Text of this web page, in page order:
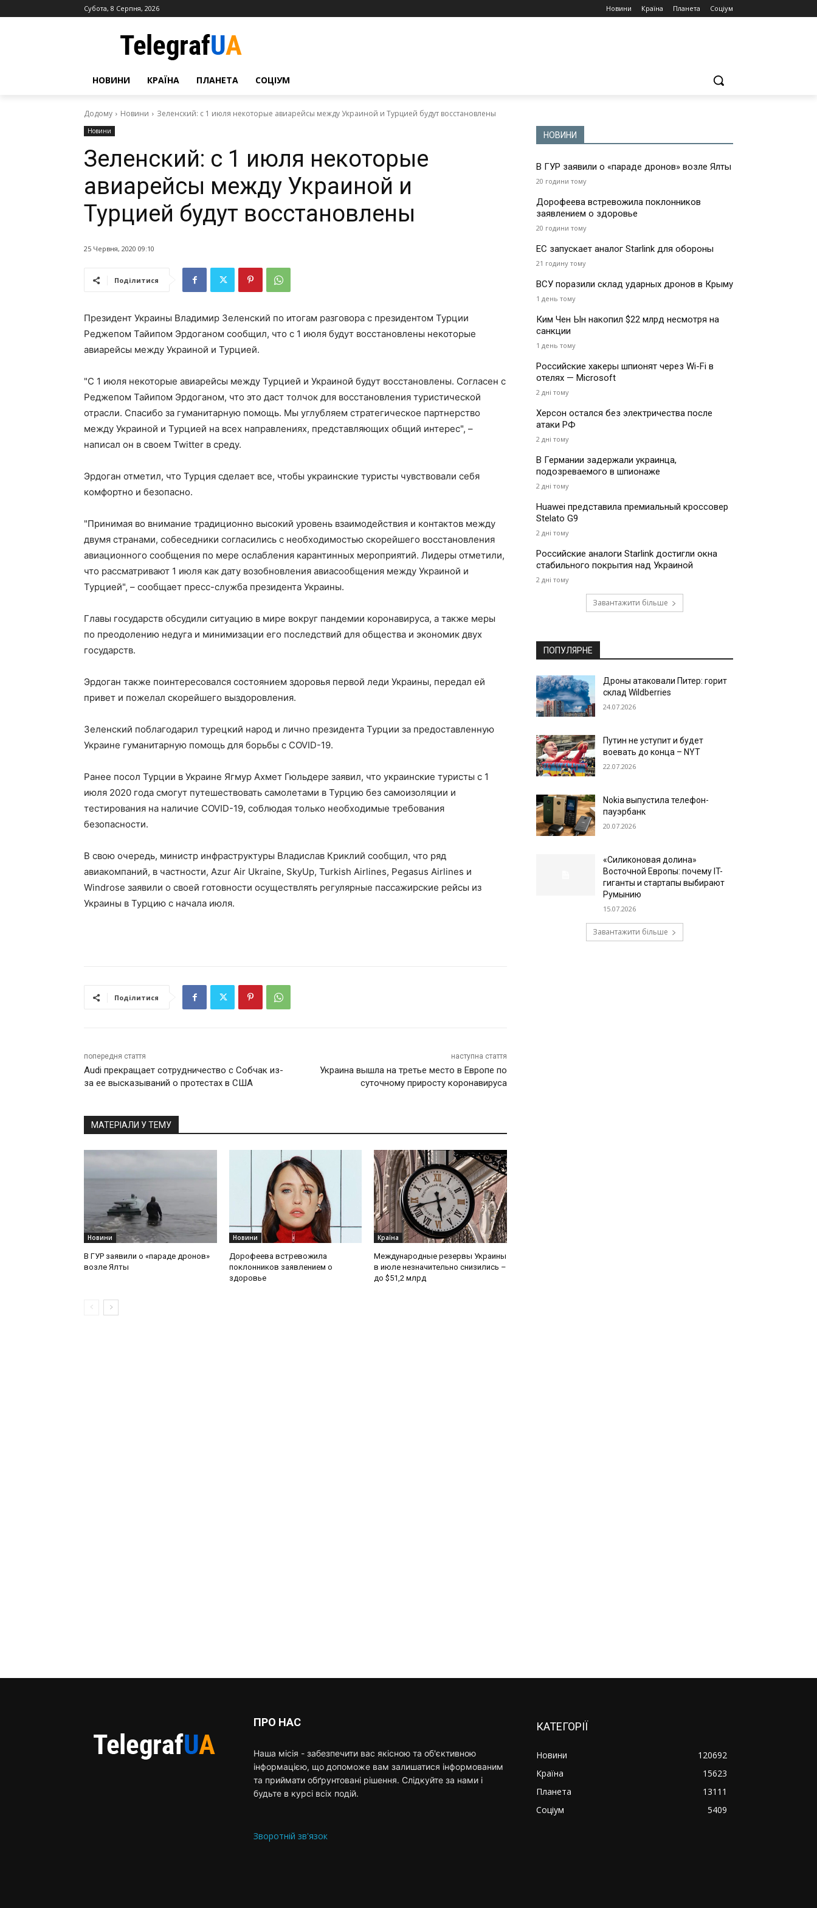
Субота, 8 Серпня, 2026 Новини Країна Планета Соціум
НОВИНИ КРАЇНА ПЛАНЕТА СОЦІУМ
Додому Новини Зеленский: с 1 июля некоторые авиарейсы между Украиной и Турцией будут восстановлены
Новини
Зеленский: с 1 июля некоторые
авиарейсы между Украиной и
Турцией будут восстановлены
25 Червня, 2020 09:10
Поділитися
Президент Украины Владимир Зеленский по итогам разговора с президентом Турции
Реджепом Тайипом Эрдоганом сообщил, что с 1 июля будут восстановлены некоторые
авиарейсы между Украиной и Турцией.
"С 1 июля некоторые авиарейсы между Турцией и Украиной будут восстановлены. Согласен с
Реджепом Тайипом Эрдоганом, что это даст толчок для восстановления туристической
отрасли. Спасибо за гуманитарную помощь. Мы углубляем стратегическое партнерство
между Украиной и Турцией на всех направлениях, представляющих общий интерес", –
написал он в своем Twitter в среду.
Эрдоган отметил, что Турция сделает все, чтобы украинские туристы чувствовали себя
комфортно и безопасно.
"Принимая во внимание традиционно высокий уровень взаимодействия и контактов между
двумя странами, собеседники согласились с необходимостью скорейшего восстановления
авиационного сообщения по мере ослабления карантинных мероприятий. Лидеры отметили,
что рассматривают 1 июля как дату возобновления авиасообщения между Украиной и
Турцией", – сообщает пресс-служба президента Украины.
Главы государств обсудили ситуацию в мире вокруг пандемии коронавируса, а также меры
по преодолению недуга и минимизации его последствий для общества и экономик двух
государств.
Эрдоган также поинтересовался состоянием здоровья первой леди Украины, передал ей
привет и пожелал скорейшего выздоровления.
Зеленский поблагодарил турецкий народ и лично президента Турции за предоставленную
Украине гуманитарную помощь для борьбы с COVID-19.
Ранее посол Турции в Украине Ягмур Ахмет Гюльдере заявил, что украинские туристы с 1
июля 2020 года смогут путешествовать самолетами в Турцию без самоизоляции и
тестирования на наличие COVID-19, соблюдая только необходимые требования
безопасности.
В свою очередь, министр инфраструктуры Владислав Криклий сообщил, что ряд
авиакомпаний, в частности, Azur Air Ukraine, SkyUp, Turkish Airlines, Pegasus Airlines и
Windrose заявили о своей готовности осуществлять регулярные пассажирские рейсы из
Украины в Турцию с начала июля.
Поділитися
попередня стаття
Audi прекращает сотрудничество с Собчак из-
за ее высказываний о протестах в США
наступна стаття
Украина вышла на третье место в Европе по
суточному приросту коронавируса
МАТЕРІАЛИ У ТЕМУ
Новини
В ГУР заявили о «параде дронов»
возле Ялты
Новини
Дорофеева встревожила
поклонников заявлением о
здоровье
Країна
Международные резервы Украины
в июле незначительно снизились –
до $51,2 млрд
НОВИНИ
В ГУР заявили о «параде дронов» возле Ялты
20 години тому
Дорофеева встревожила поклонников
заявлением о здоровье
20 години тому
ЕС запускает аналог Starlink для обороны
21 годину тому
ВСУ поразили склад ударных дронов в Крыму
1 день тому
Ким Чен Ын накопил $22 млрд несмотря на
санкции
1 день тому
Российские хакеры шпионят через Wi-Fi в
отелях — Microsoft
2 дні тому
Херсон остался без электричества после
атаки РФ
2 дні тому
В Германии задержали украинца,
подозреваемого в шпионаже
2 дні тому
Huawei представила премиальный кроссовер
Stelato G9
2 дні тому
Российские аналоги Starlink достигли окна
стабильного покрытия над Украиной
2 дні тому
Завантажити більше
ПОПУЛЯРНЕ
Дроны атаковали Питер: горит
склад Wildberries
24.07.2026
Путин не уступит и будет
воевать до конца – NYT
22.07.2026
Nokia выпустила телефон-
пауэрбанк
20.07.2026
«Силиконовая долина»
Восточной Европы: почему IT-
гиганты и стартапы выбирают
Румынию
15.07.2026
Завантажити більше
ПРО НАС
Наша місія - забезпечити вас якісною та об'єктивною
інформацією, що допоможе вам залишатися інформованим
та приймати обґрунтовані рішення. Слідкуйте за нами і
будьте в курсі всіх подій.
Зворотній зв'язок
КАТЕГОРІЇ
Новини
120692
Країна
15623
Планета
13111
Соціум
5409